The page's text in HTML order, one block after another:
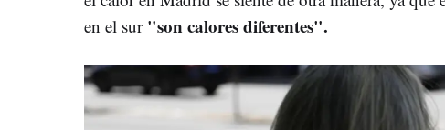
en el sur "son calores diferentes".